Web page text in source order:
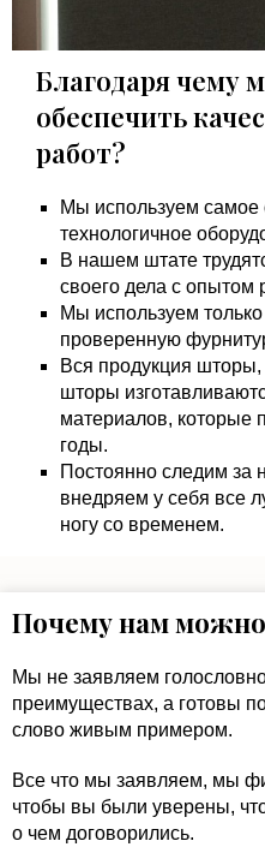
Благодаря чему
обеспечить
работ?
Мы используем самое
технологичное
В нашем штате
своего дела с опытом
Мы используем
проверенную
Вся продукция
шторы
материалов, которые
годы.
Постоянно следим за
внедряем у себя все
ногу со временем.
Почему нам можно
Мы не заявляем
преимуществах, а готовы
слово живым примером.
Все что мы заявляем, мы
чтобы вы были уверены,
о чем договорились.